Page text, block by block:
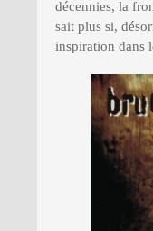
décennies, la
sait plus si,
inspiration dans